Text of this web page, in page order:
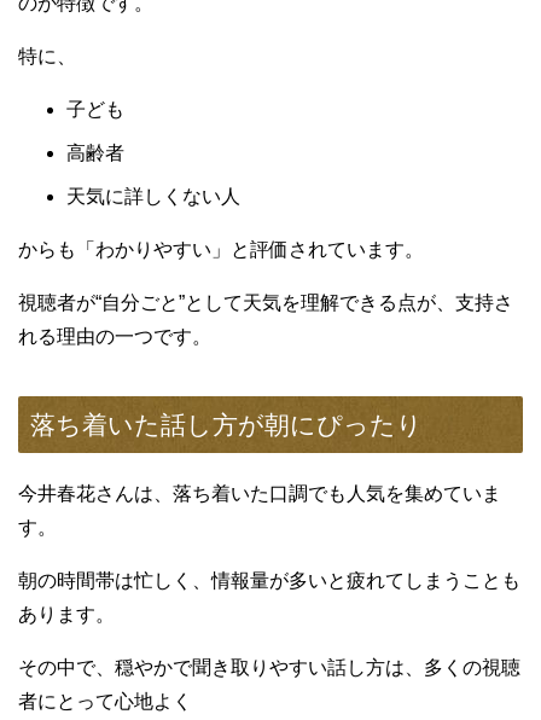
特に、
子ども
高齢者
天気に詳しくない人
からも「わかりやすい」と評価されています。
視聴者が“自分ごと”として天気を理解できる点が、支持さ
れる理由の一つです。
落ち着いた話し方が朝にぴったり
今井春花さんは、落ち着いた口調でも人気を集めていま
す。
朝の時間帯は忙しく、情報量が多いと疲れてしまうことも
あります。
その中で、穏やかで聞き取りやすい話し方は、多くの視聴
者にとって心地よく